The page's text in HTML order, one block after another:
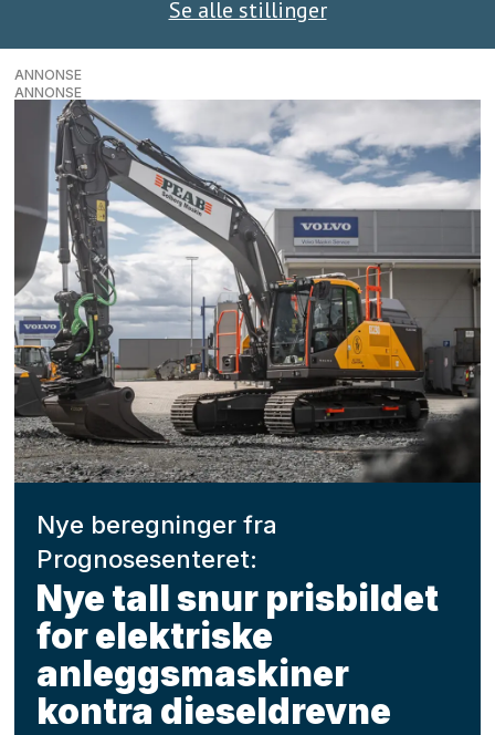
Se alle stillinger
ANNONSE
ANNONSE
Nye beregninger fra
Prognosesenteret:
Nye tall snur prisbildet
for elektriske
anleggsmaskiner
kontra dieseldrevne